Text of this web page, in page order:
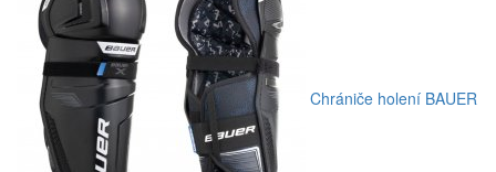
Chrániče holení BAUER